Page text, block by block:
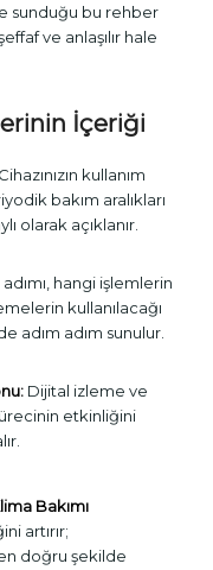
sunduğu bu rehber
ve anlaşılır hale
İçeriği
kullanım
bakım aralıkları
olarak açıklanır.
hangi işlemlerin
kullanılacağı
adım adım sunulur.
Dijital izleme ve
etkinliğini
Bakımı
artırır;
en doğru şekilde